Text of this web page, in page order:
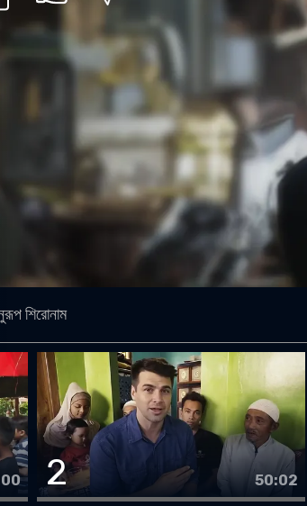
শিরোনাম
2 50:02